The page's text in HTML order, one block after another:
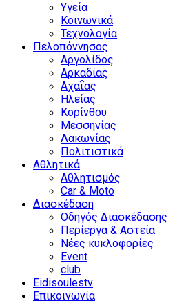
Υγεία
Κοινωνικά
Τεχνολογία
Πελοπόννησος
Αργολίδος
Αρκαδίας
Αχαΐας
Ηλείας
Κορίνθου
Μεσσηνίας
Λακωνίας
Πολιτιστικά
Αθλητικά
Αθλητισμός
Car & Moto
Διασκέδαση
Οδηγός Διασκέδασης
Περίεργα & Αστεία
Νέες κυκλοφορίες
Event
club
Eidisoulestv
Επικοινωνία